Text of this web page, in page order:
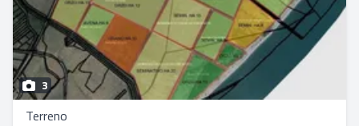
3
Terreno